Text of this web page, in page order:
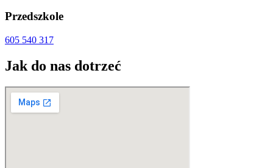
Przedszkole
605 540 317
Jak do nas dotrzeć